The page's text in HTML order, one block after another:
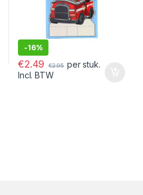
-16%
€2.49 €2.95 per stuk.
Incl. BTW